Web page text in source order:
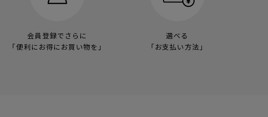
会員登録でさらに
「便利にお得にお買い物を」
選べる
「お支払い方法」